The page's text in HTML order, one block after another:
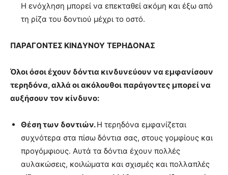
Η ενόχληση μπορεί να επεκταθεί ακόμη και έξω από
τη ρίζα του δοντιού μέχρι το οστό.
ΠΑΡΑΓΟΝΤΕΣ ΚΙΝΔΥΝΟΥ ΤΕΡΗΔΟΝΑΣ
Όλοι όσοι έχουν δόντια κινδυνεύουν να εμφανίσουν
τερηδόνα, αλλά οι ακόλουθοι παράγοντες μπορεί να
αυξήσουν τον κίνδυνο:
Θέση των δοντιών.Η τερηδόνα εμφανίζεται
συχνότερα στα πίσω δόντια σας, στους γομφίους και
προγόμφιους. Αυτά τα δόντια έχουν πολλές
αυλακώσεις, κοιλώματα και σχισμές και πολλαπλές